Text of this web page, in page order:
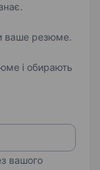
ваше резюме.
і обирають
вашого